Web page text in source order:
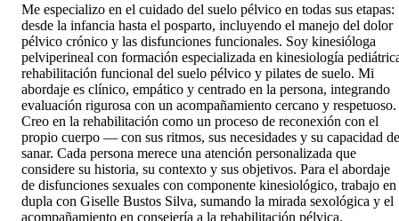
Me especializo en el cuidado del suelo pélvico en todas sus etapas:
desde la infancia hasta el posparto, incluyendo el manejo del dolor
pélvico crónico y las disfunciones funcionales. Soy kinesióloga
pelviperineal con formación especializada en kinesiología
rehabilitación funcional del suelo pélvico y pilates de suelo. Mi
abordaje es clínico, empático y centrado en la persona, integrando
evaluación rigurosa con un acompañamiento cercano y respetuoso.
Creo en la rehabilitación como un proceso de reconexión con el
propio cuerpo — con sus ritmos, sus necesidades y su capacidad de
sanar. Cada persona merece una atención personalizada que
considere su historia, su contexto y sus objetivos. Para el abordaje
de disfunciones sexuales con componente kinesiológico, trabajo en
dupla con Giselle Bustos Silva, sumando la mirada sexológica y el
acompañamiento en consejería a la rehabilitación pélvica.